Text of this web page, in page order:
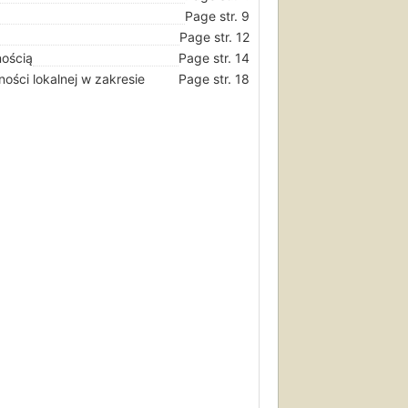
Page str. 9
Page str. 12
Page str. 14
lokalnej w zakresie
Page str. 18